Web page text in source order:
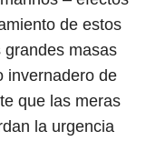
de estos
grandes masas
invernadero de
que las meras
la urgencia